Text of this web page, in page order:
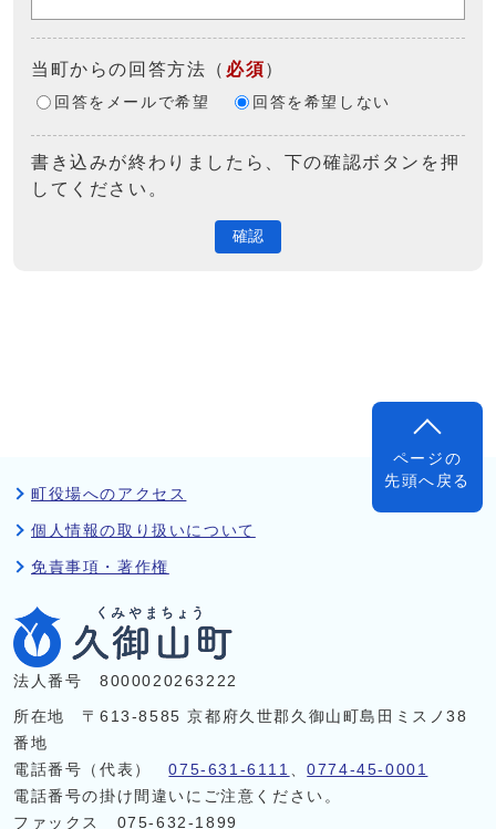
当町からの回答方法 （ 必須）
回答をメールで希望 回答を希望しない
書き込みが終わりましたら、下の確認ボタンを押
してください。
確認
ページの
先頭へ戻る
町役場へのアクセス
個人情報の取り扱いについて
免責事項・著作権
法人番号 8000020263222
所在地 〒613-8585 京都府久世郡久御山町島田ミスノ38
番地
電話番号（代表）075-631-6111 、0774-45-0001
電話番号の掛け間違いにご注意ください。
ファックス 075-632-1899